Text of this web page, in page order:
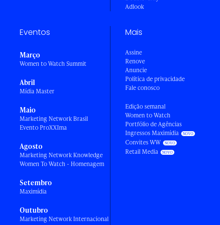
Adlook
Eventos
Março
Women to Watch Summit
Abril
Mídia Master
Maio
Marketing Network Brasil
Evento ProXXIma
Agosto
Marketing Network Knowledge
Women To Watch - Homenagem
Setembro
Maximídia
Outubro
Marketing Network Internacional
Mais
Assine
Renove
Anuncie
Política de privacidade
Fale conosco
Edição semanal
Women to Watch
Portfólio de Agências
Ingressos Maximídia
Convites WW
Retail Media